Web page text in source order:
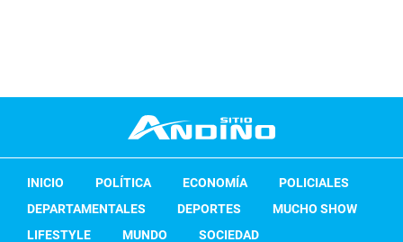
INICIO POLÍTICA ECONOMÍA
POLICIALES
DEPARTAMENTALES
DEPORTES
MUCHO SHOW
LIFESTYLE
MUNDO SOCIEDAD